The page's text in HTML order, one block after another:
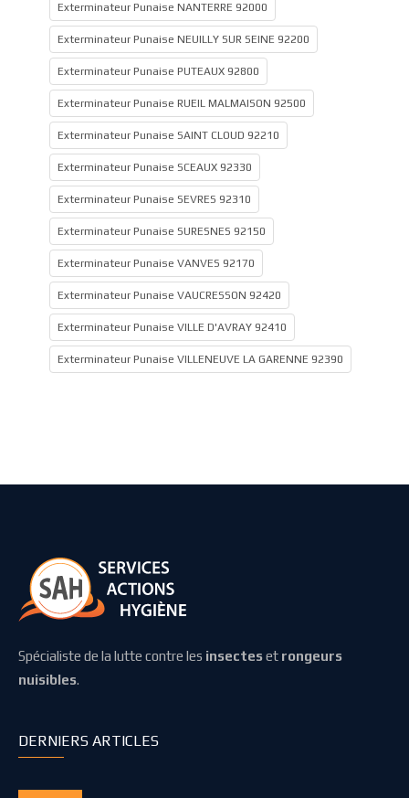
Exterminateur Punaise NANTERRE 92000
Exterminateur Punaise NEUILLY SUR SEINE 92200
Exterminateur Punaise PUTEAUX 92800
Exterminateur Punaise RUEIL MALMAISON 92500
Exterminateur Punaise SAINT CLOUD 92210
Exterminateur Punaise SCEAUX 92330
Exterminateur Punaise SEVRES 92310
Exterminateur Punaise SURESNES 92150
Exterminateur Punaise VANVES 92170
Exterminateur Punaise VAUCRESSON 92420
Exterminateur Punaise VILLE D'AVRAY 92410
Exterminateur Punaise VILLENEUVE LA GARENNE 92390
Spécialiste de la lutte contre les insecteset rongeurs
nuisibles.
DERNIERS ARTICLES